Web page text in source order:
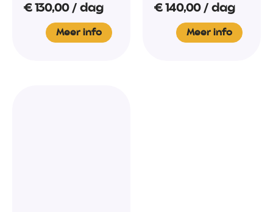
€130,00/ dag
Meer info
€140,00/ dag
Meer info